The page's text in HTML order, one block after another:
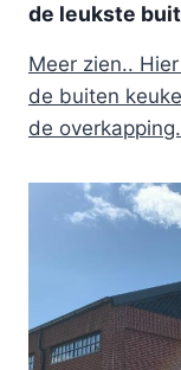
de leukste
Meer zien..
de buiten
de overkapping.